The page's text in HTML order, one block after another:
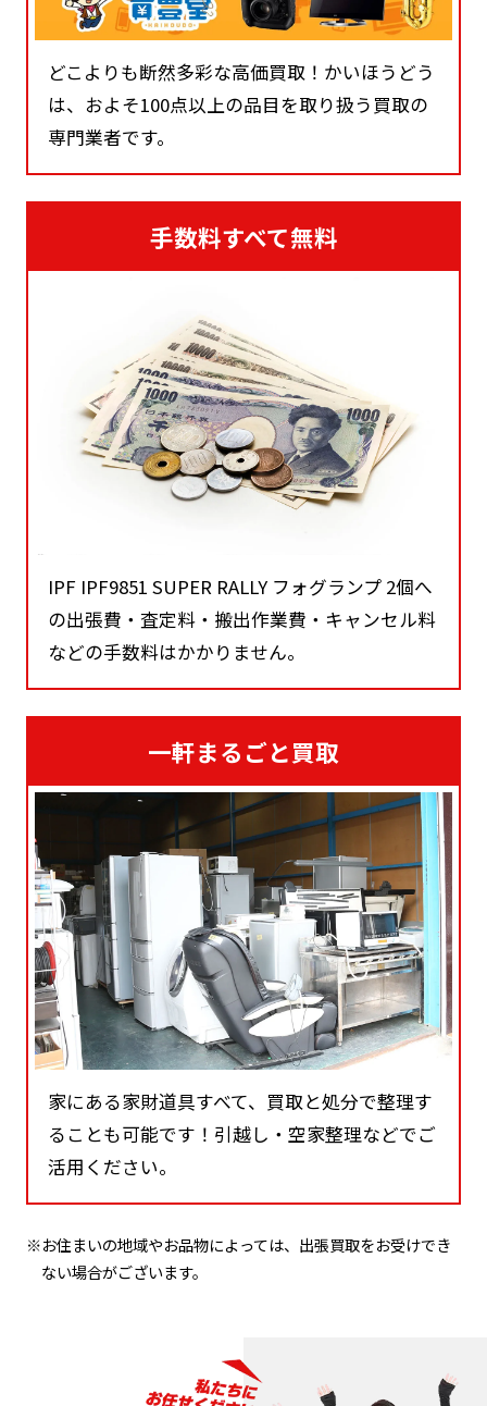
どこよりも断然多彩な高価買取！かいほうどう
は、およそ100点以上の品目を取り扱う買取の
専門業者です。
手数料すべて無料
IPF IPF9851 SUPER RALLY フォグランプ 2個へ
の出張費・査定料・搬出作業費・キャンセル料
などの手数料はかかりません。
一軒まるごと買取
家にある家財道具すべて、買取と処分で整理す
ることも可能です！引越し・空家整理などでご
活用ください。
※お住まいの地域やお品物によっては、出張買取をお受けでき
ない場合がございます。